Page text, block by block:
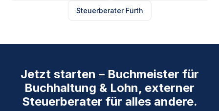
Steuerberater Fürth
Jetzt starten – Buchmeister für
Buchhaltung & Lohn, externer
Steuerberater für alles andere.